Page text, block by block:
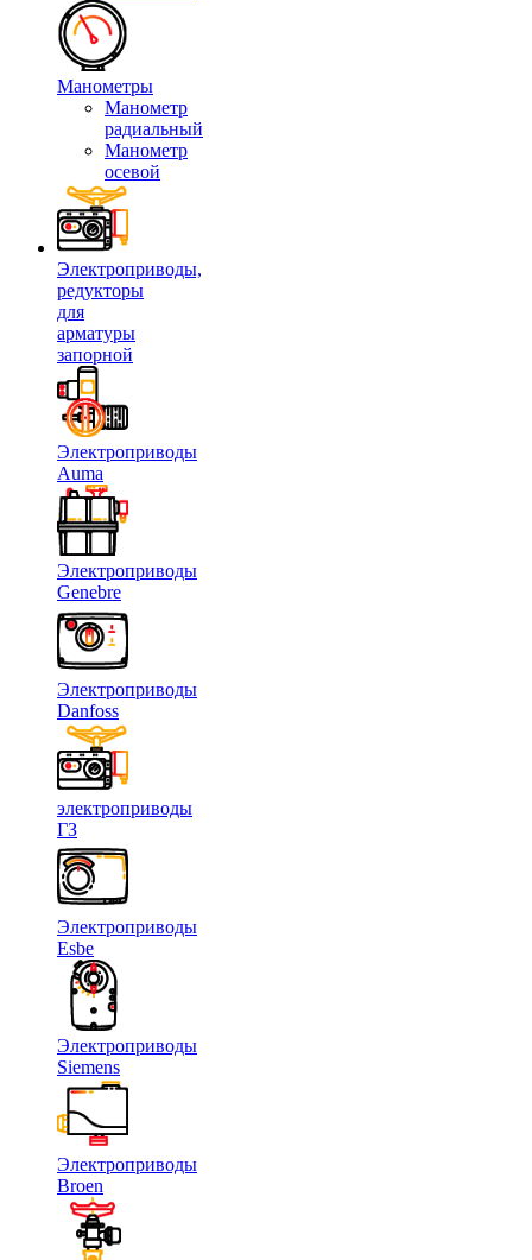
Манометры
Манометр
радиальный
Манометр
осевой
Электроприводы,
редукторы
для
арматуры
запорной
Электроприводы
Auma
Электроприводы
Genebre
Электроприводы
Danfoss
электроприводы
ГЗ
Электроприводы
Esbe
Электроприводы
Siemens
Электроприводы
Broen